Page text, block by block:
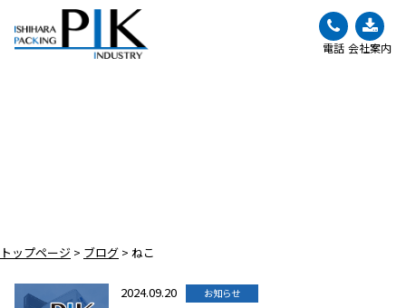
電話 会社案内
トップページ > ブログ > ねこ
2024.09.20 お知らせ